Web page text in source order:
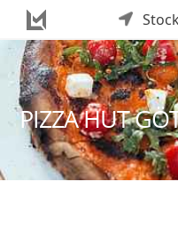
PIZZA HUT